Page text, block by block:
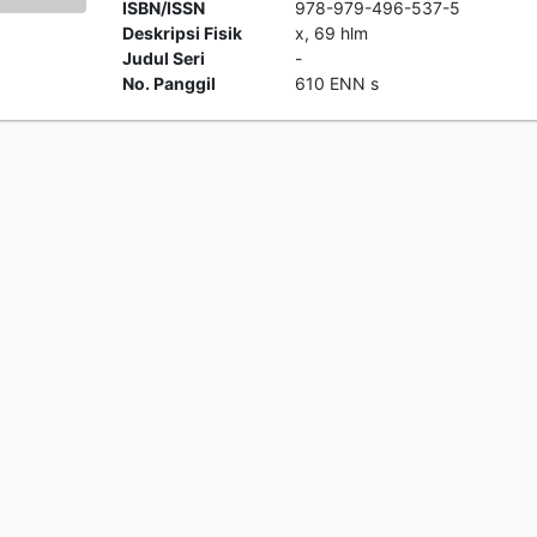
ISBN/ISSN
978-979-496-537-5
Deskripsi Fisik
x, 69 hlm
Judul Seri
-
No. Panggil
610 ENN s